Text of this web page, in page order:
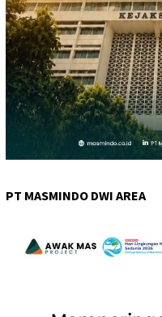
PT MASMINDO DWI AREA